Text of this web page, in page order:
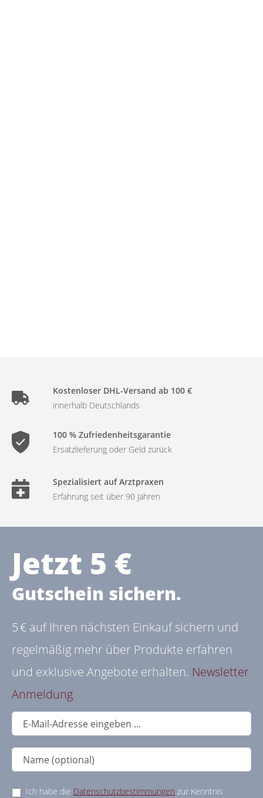
Kostenloser DHL-Versand ab 100 €
innerhalb Deutschlands
100 % Zufriedenheitsgarantie
Ersatzlieferung oder Geld zurück
Spezialisiert auf Arztpraxen
Erfahrung seit über 90 Jahren
Jetzt 5 €
Gutschein sichern.
5 € auf Ihren nächsten Einkauf sichern und
regelmäßig mehr über Produkte erfahren
und exklusive Angebote erhalten. Newsletter
Anmeldung
Ich habe die Datenschutzbestimmungen zur Kenntnis